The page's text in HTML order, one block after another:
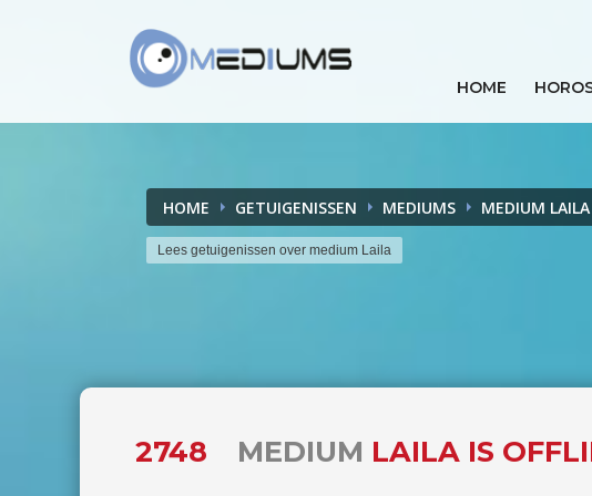
HOME
HOME GETUIGENISSEN MEDIUMS MEDIUM LAILA
Lees getuigenissen over medium Laila
2748 MEDIUM LAILA IS